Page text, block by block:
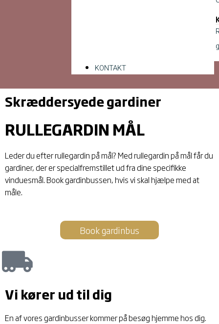
KONTAKT
Skræddersyede gardiner
RULLEGARDIN MÅL
Leder du efter rullegardin på mål? Med rullegardin på mål får du
gardiner, der er specialfremstillet ud fra dine specifikke
vinduesmål. Book gardinbussen, hvis vi skal hjælpe med at
måle.
Book gardinbus
Vi kører ud tildig
En af vores gardinbusser kommer på besøg hjemme hos dig.